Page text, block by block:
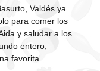
Valdés ya
para comer los
y saludar a los
entero,
favorita.